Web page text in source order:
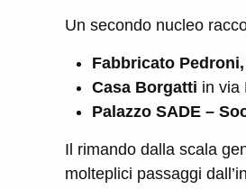
Un secondo nucleo
Fabbricato
Casa Borgatti in via
Palazzo SADE –
Il rimando dalla scala
molteplici passaggi